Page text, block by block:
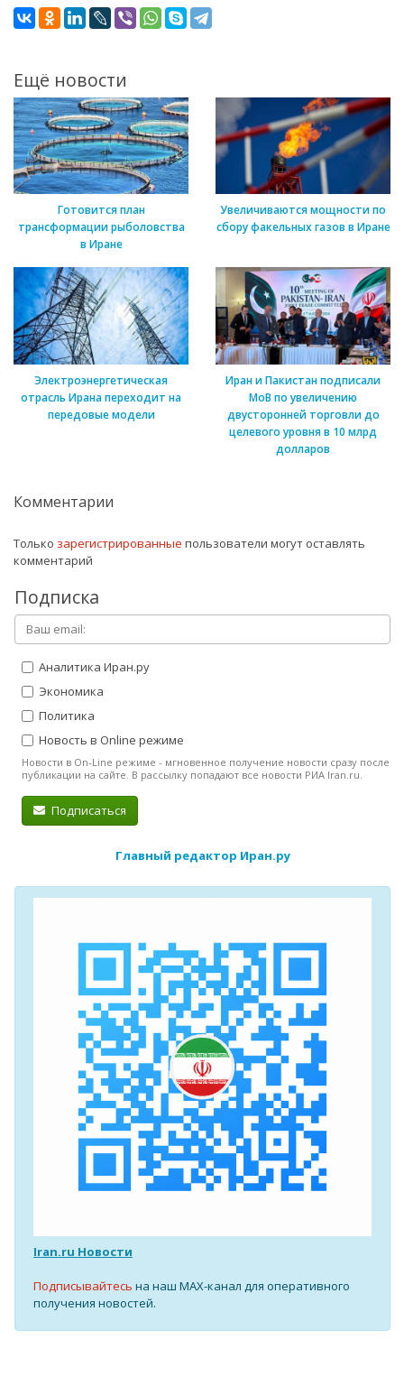
Ещё новости
Готовится план
трансформации рыболовства
в Иране
Увеличиваются мощности по
сбору факельных газов в Иране
Электроэнергетическая
отрасль Ирана переходит на
передовые модели
Иран и Пакистан подписали
МоВ по увеличению
двусторонней торговли до
целевого уровня в 10 млрд
долларов
Комментарии
Только зарегистрированные пользователи могут оставлять
комментарий
Подписка
Аналитика Иран.ру
Экономика
Политика
Новость в Online режиме
Новости в On-Line режиме - мгновенное получение новости сразу после
публикации на сайте. В рассылку попадают все новости РИА Iran.ru.
Подписаться
Главный редактор Иран.ру
Iran.ru Новости
Подписывайтесь на наш MAX-канал для оперативного
получения новостей.